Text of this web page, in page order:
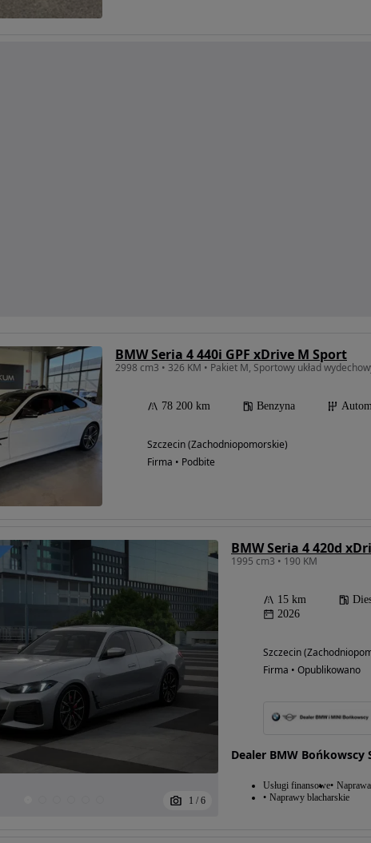
BMW Seria 4 440i GPF xDrive M Sport
2998 cm3 • 326 KM • Pakiet M, Sportowy układ
78 200 km Benzyna
Szczecin (Zachodniopomorskie)
Firma • Podbite
1 / 6
BMW Seria 4 420d
1995 cm3 • 190 KM
15 km
2026
Szczecin
Firma • Opublikowano
Dealer BMW Bońkowscy
Usługi finansowe
Naprawy blacharskie